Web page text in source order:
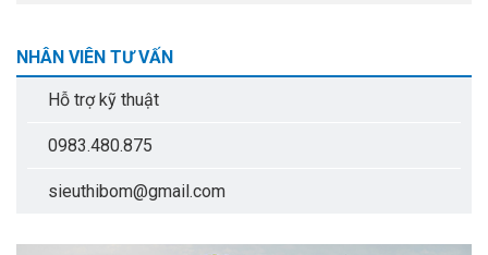
NHÂN VIÊN TƯ VẤN
Hỗ trợ kỹ thuật
0983.480.875
sieuthibom@gmail.com